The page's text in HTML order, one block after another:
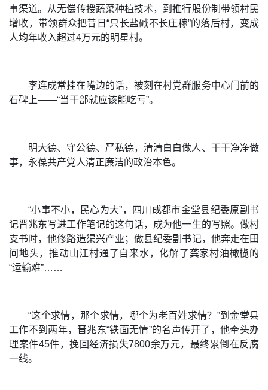
事渠道。从无偿传授蔬菜种植技术，到推行股份制带领村民
增收，带领群众把昔日“只长盐碱不长庄稼”的落后村，变成
人均年收入超过4万元的明星村。
李连成常挂在嘴边的话，被刻在村党群服务中心门前的
石碑上——“当干部就应该能吃亏”。
明大德、守公德、严私德，清清白白做人、干干净净做
事，永葆共产党人清正廉洁的政治本色。
“小事不小，民心为大”，四川成都市金堂县纪委原副书
记晋兆东写进工作笔记的这句话，成为他一生的写照。做村
支书时，他修路造渠兴产业；做县纪委副书记，他奔走在田
间地头，推动山江村通了自来水，化解了龚家村油橄榄的
“运输难”……
“这个求情，那个求情，哪个为老百姓求情？”到金堂县
工作不到两年，晋兆东“铁面无情”的名声传开了，他牵头办
理案件45件，挽回经济损失7800余万元，最终累倒在反腐
一线。